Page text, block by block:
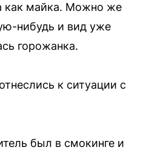
как майка. Можно же
нибудь и вид уже
горожанка.
к ситуации с
был в смокинге и